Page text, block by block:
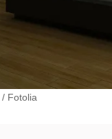
/ Fotolia